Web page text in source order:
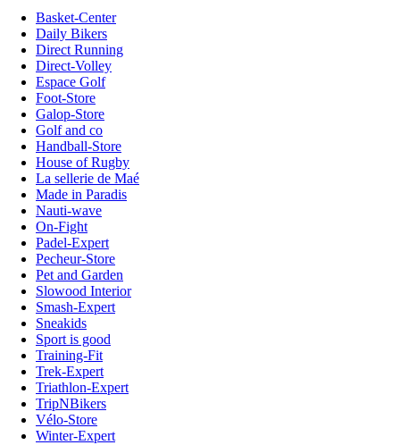
Basket-Center
Daily Bikers
Direct Running
Direct-Volley
Espace Golf
Foot-Store
Galop-Store
Golf and co
Handball-Store
House of Rugby
La sellerie de Maé
Made in Paradis
Nauti-wave
On-Fight
Padel-Expert
Pecheur-Store
Pet and Garden
Slowood Interior
Smash-Expert
Sneakids
Sport is good
Training-Fit
Trek-Expert
Triathlon-Expert
TripNBikers
Vélo-Store
Winter-Expert